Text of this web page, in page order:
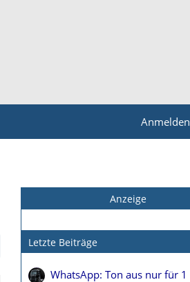
Anmelden
Anzeige
Letzte Beiträge
WhatsApp: Ton aus nur für 1